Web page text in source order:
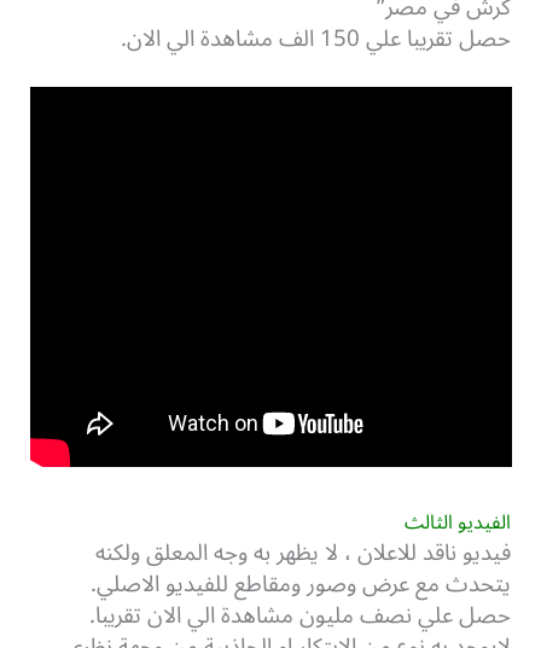
حصل تقريبا علي 150 الف مشاهدة الي الان.
الفيديو الثالث
فيديو ناقد للاعلان ، لا يظهر به وجه المعلق ولكنه
يتحدث مع عرض وصور ومقاطع للفيديو الاصلي.
حصل علي نصف مليون مشاهدة الي الان تقريبا.